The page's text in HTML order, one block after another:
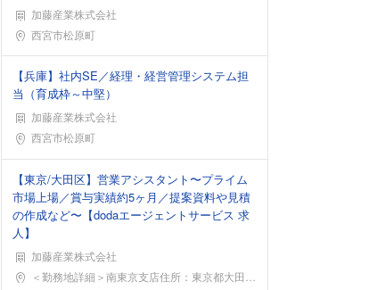
加藤産業株式会社
勤務地西宮市松原町
【兵庫】社内SE／経理・経営管理システム担
当（育成枠～中堅）
加藤産業株式会社
勤務地西宮市松原町
【東京/大田区】営業アシスタント〜プライム
市場上場／賞与実績約5ヶ月／提案資料や見積
の作成など〜【dodaエージェントサービス 求
人】
加藤産業株式会社
勤務地＜勤務地詳細＞南東京支店住所：東京都大田区大森中1